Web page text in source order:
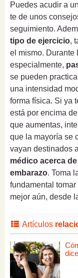
Puedes acudir a un
te de unos
seguimiento.
tipo de ejercicio,
el mismo. Durante
especialmente,
se pueden
una intensidad
forma física. Si ya
está por encima
que aumentas,
que la mayoría se
vayan destinados
médico acerca
embarazo. Toma
fundamental tomar
mejor aún, desde
Artículos